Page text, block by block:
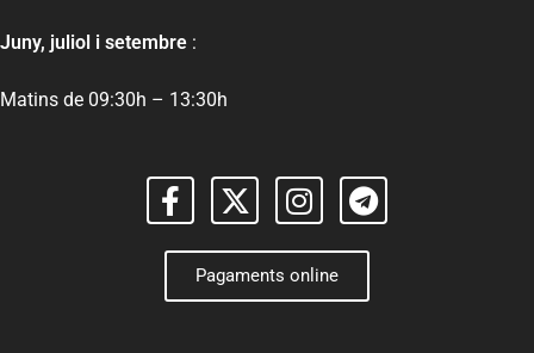
Juny, juliol i setembre :
Matins de 09:30h – 13:30h
Pagaments online